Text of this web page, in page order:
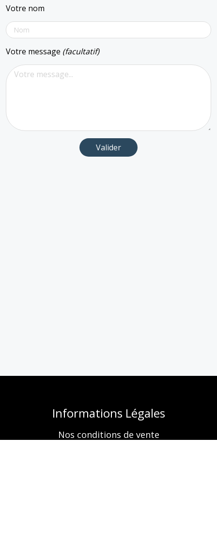
Votre nom
Votre message (facultatif)
Informations Légales
Nos conditions de vente